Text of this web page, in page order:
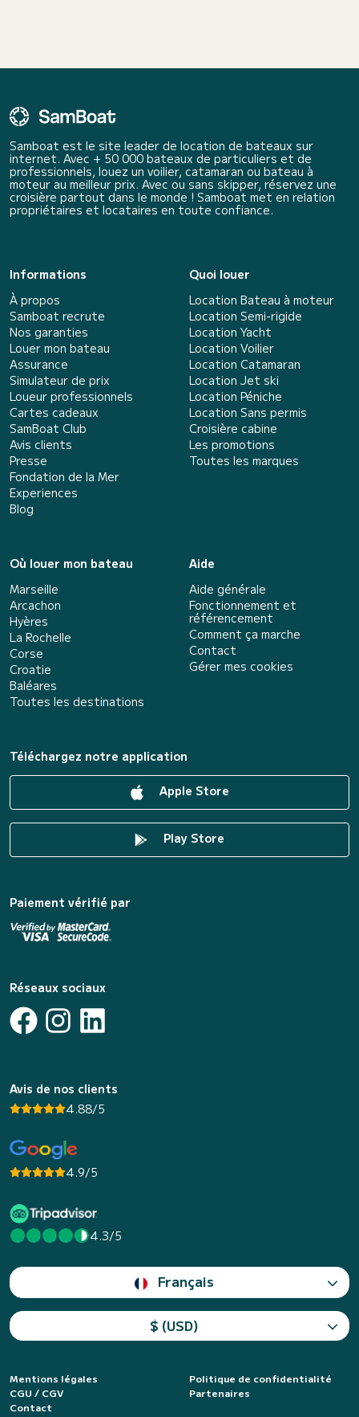
Samboat est le site leader de location de bateaux sur
internet. Avec + 50 000 bateaux de particuliers et de
professionnels, louez un voilier, catamaran ou bateau à
moteur au meilleur prix. Avec ou sans skipper, réservez une
croisière partout dans le monde ! Samboat met en relation
propriétaires et locataires en toute confiance.
Informations
À propos
Samboat recrute
Nos garanties
Louer mon bateau
Assurance
Simulateur de prix
Loueur professionnels
Cartes cadeaux
SamBoat Club
Avis clients
Presse
Fondation de la Mer
Experiences
Blog
Quoi louer
Location Bateau à moteur
Location Semi-rigide
Location Yacht
Location Voilier
Location Catamaran
Location Jet ski
Location Péniche
Location Sans permis
Croisière cabine
Les promotions
Toutes les marques
Où louer mon bateau
Marseille
Arcachon
Hyères
La Rochelle
Corse
Croatie
Baléares
Toutes les destinations
Aide
Aide générale
Fonctionnement et
référencement
Comment ça marche
Contact
Gérer mes cookies
Téléchargez notre application
Apple Store
Play Store
Paiement vérifié par
Réseaux sociaux
Avis de nos clients
4.88/5
4.9/5
4.3/5
Français
$ (USD)
Mentions légales
Politique de confidentialité
CGU / CGV
Partenaires
Contact